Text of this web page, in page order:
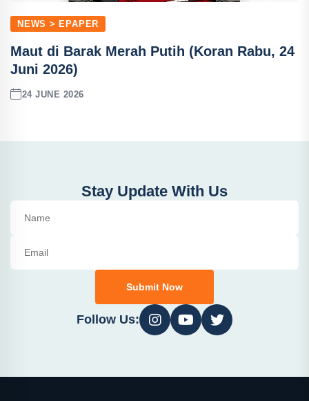
NEWS > EPAPER
Maut di Barak Merah Putih (Koran Rabu, 24
Juni 2026)
24 JUNE 2026
Stay Update With Us
Submit Now
Follow Us: